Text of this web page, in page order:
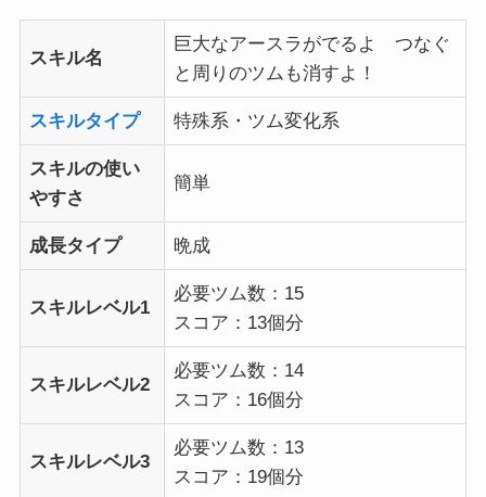
スキル名
巨大なアースラがでるよ つなぐ
と周りのツムも消すよ！
スキルタイプ 特殊系・ツム変化系
スキルの使い
やすさ
簡単
成長タイプ 晩成
スキルレベル1
必要ツム数：15
スコア：13個分
スキルレベル2
必要ツム数：14
スコア：16個分
スキルレベル3
必要ツム数：13
スコア：19個分